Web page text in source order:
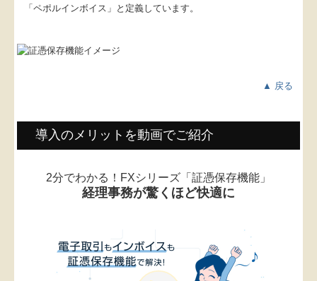
補助金・助成金・融資情報
スマート業績確認機能
「ペポルインボイス」と定義しています。
▲ 戻る
導入のメリットを動画でご紹介
2分でわかる！FXシリーズ「証憑保存機能」
経理事務が驚くほど快適に